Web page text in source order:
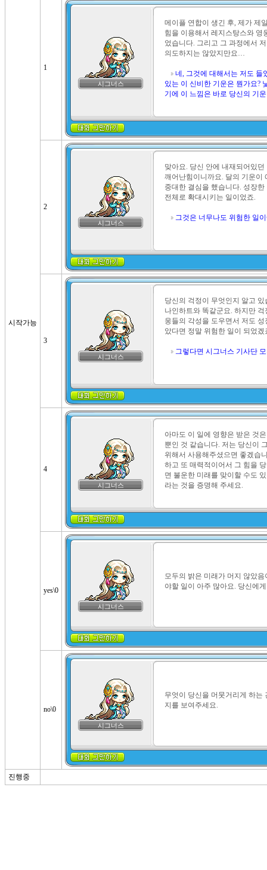
시작가능
1
시그너스
메이플 연합이 생긴 후, 제가 제
힘을 이용해서 레지스탕스와 영
었습니다. 그리고 그 과정에서
의도하지는 않았지만요…
네, 그것에 대해서는 저도 들
있는 이 신비한 기운은 뭔가요?
기에 이 느낌은 바로 당신의 기
2
시그너스
맞아요. 당신 안에 내재되어있
깨어난힘이니까요. 달의 기운
중대한 결심을 했습니다. 성장
전체로 확대시키는 일이었죠.
그것은 너무나도 위험한 일
3
시그너스
당신의 걱정이 무엇인지 알고
나인하트와 똑같군요. 하지만
웅들의 각성을 도우면서 저도
았다면 정말 위험한 일이 되었겠
그렇다면 시그너스 기사단
4
시그너스
아마도 이 일에 영향은 받은 것
뿐인 것 같습니다. 저는 당신이
위해서 사용해주셨으면 좋겠습
하고 또 매력적이어서 그 힘을
면 불운한 미래를 맞이할 수도
라는 것을 증명해 주세요.
yes\0
시그너스
모두의 밝은 미래가 머지 않았
야할 일이 아주 많아요. 당신에
no\0
시그너스
무엇이 당신을 머뭇거리게 하는
지를 보여주세요.
진행중